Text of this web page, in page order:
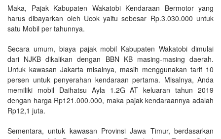
Maka, Pajak Kabupaten Wakatobi Kendaraan Bermotor yang
harus dibayarkan oleh Ucok yaitu sebesar Rp.3.030.000 untuk
satu Mobil per tahunnya.
Secara umum, biaya pajak mobil Kabupaten Wakatobi dimulai
dari NJKB dikalikan dengan BBN KB masing-masing daerah.
Untuk kawasan Jakarta misalnya, masih menggunakan tarif 10
persen untuk penyerahan kendaraan pertama. Misalnya, Anda
memiliki mobil Daihatsu Ayla 1.2G AT keluaran tahun 2019
dengan harga Rp121.000.000, maka pajak kendaraannya adalah
Rp12,1 juta.
Sementara, untuk kawasan Provinsi Jawa Timur, berdasarkan